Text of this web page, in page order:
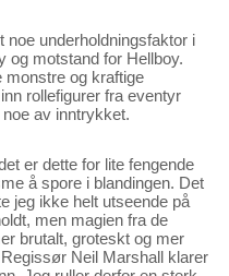
noe underholdningsfaktor i
og motstand for Hellboy.
monstre og kraftige
rollefigurer fra eventyr
av inntrykket.
er dette for lite fengende
å spore i blandingen. Det
jeg ikke helt utseende på
men magien fra de
brutalt, groteskt og mer
Neil Marshall klarer